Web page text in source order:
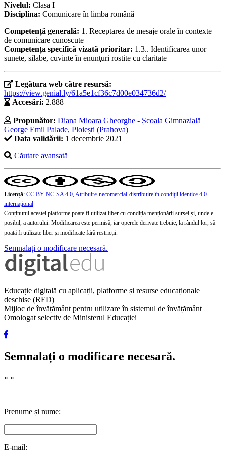
Nivelul: Clasa I
Disciplina: Comunicare în limba română
Competență generală: 1. Receptarea de mesaje orale în contexte
de comunicare cunoscute
Competența specifică vizată prioritar: 1.3.. Identificarea unor
sunete, silabe, cuvinte în enunţuri rostite cu claritate
Legătura web către resursă:
https://view.genial.ly/61a5e1cf36c7d00e034736d2/
Accesări: 2.888
Propunător: Diana Mioara Gheorghe - Școala Gimnazială
George Emil Palade, Ploiești (Prahova)
Data validării: 1 decembrie 2021
Căutare avansată
Licență: CC BY-NC-SA 4.0, Atribuire-necomercial-distribuire în condiţii identice 4.0
internațional
Conținutul acestei platforme poate fi utilizat liber cu condiția menționării sursei și, unde e
posibil, a autorului. Modificarea este permisă, iar operele derivate trebuie, la rândul lor, să
poată fi utilizate liber și modificate fără restricții.
Semnalați o modificare necesară.
Educație digitală cu aplicații, platforme și resurse educaționale
deschise (RED)
Mijloc de învățământ pentru utilizare în sistemul de învățământ
Omologat selectiv de Ministerul Educației
Semnalați o modificare necesară.
« »
Prenume și nume:
E-mail: